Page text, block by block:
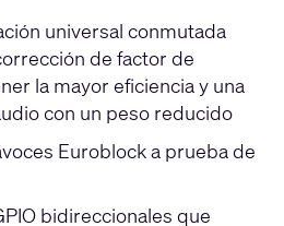
universal conmutada
de factor de
la mayor eficiencia y una
con un peso reducido
Euroblock a prueba de
bidireccionales que